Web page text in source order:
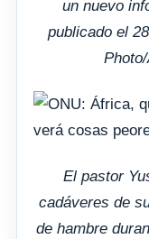
un nuevo
publicado el
El pastor
cadáveres de
de hambre